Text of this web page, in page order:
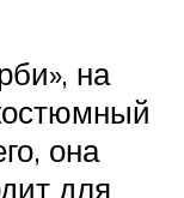
на
она
для